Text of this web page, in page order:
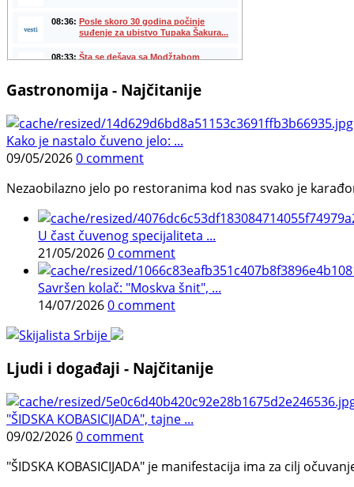
Gastronomija - Najčitanije
Kako je nastalo čuveno jelo: ...
09/05/20260 comment
Nezaobilazno jelo po restoranima kod nas svako je
U čast čuvenog specijaliteta ...
21/05/20260 comment
Savršen kolač: "Moskva šnit", ...
14/07/20260 comment
Ljudi i događaji - Najčitanije
"ŠIDSKA KOBASICIJADA", tajne ...
09/02/20260 comment
"ŠIDSKA KOBASICIJADA" je manifestacija ima za cilj